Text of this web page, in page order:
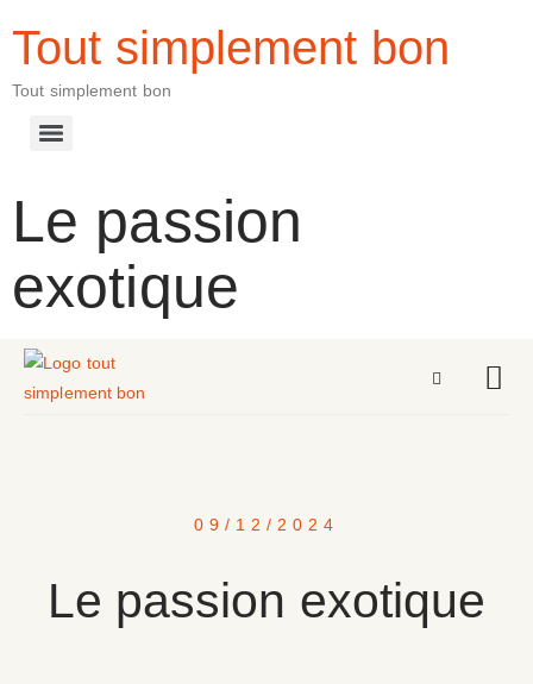
Tout simplement bon
Tout simplement bon
Le passion
exotique
09/12/2024
Le passion exotique